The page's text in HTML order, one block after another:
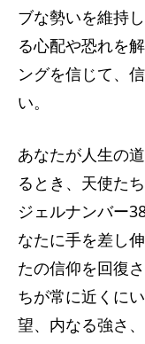
ブな勢いを維持
る心配や恐れを
ングを信じて、
い。
あなたが人生の
るとき、天使た
ジェルナンバー
なたに手を差し
たの信仰を回復
ちが常に近くに
望、内なる強さ